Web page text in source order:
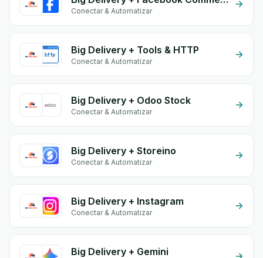
Conectar & Automatizar
Big Delivery + Tools & HTTP
Conectar & Automatizar
Big Delivery + Odoo Stock
Conectar & Automatizar
Big Delivery + Storeino
Conectar & Automatizar
Big Delivery + Instagram
Conectar & Automatizar
Big Delivery + Gemini